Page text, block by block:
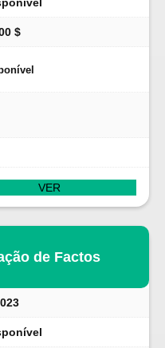
$
VER
de Factos